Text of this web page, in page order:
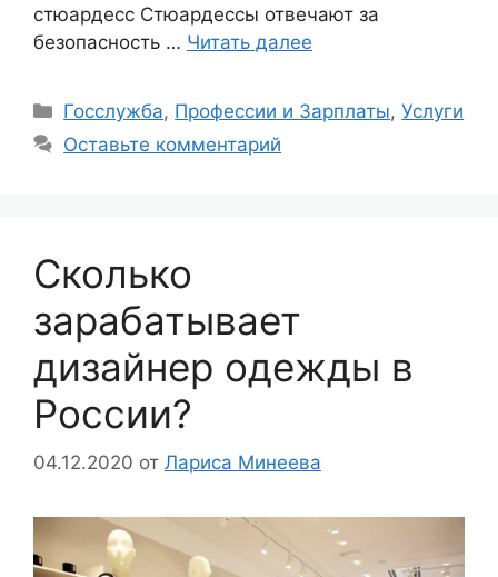
стюардесс Стюардессы отвечают за
безопасность … Читать далее
Рубрики
Госслужба, Профессии и Зарплаты,Услуги
Оставьте комментарий
Сколько
зарабатывает
дизайнер одежды в
России?
04.12.2020 от Лариса Минеева